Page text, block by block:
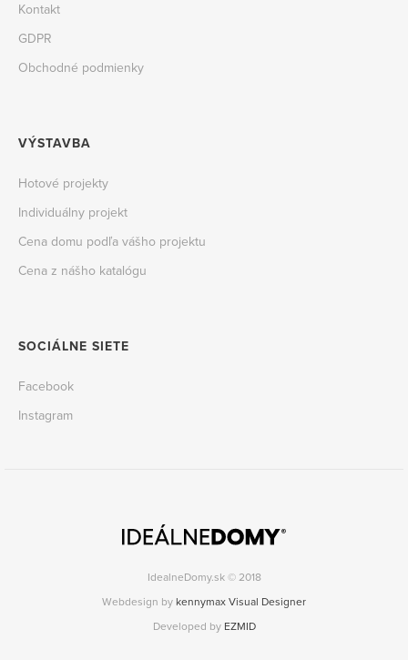
IdealneDomy.sk © 2018
Webdesign by kennymax Visual Designer
Developed by EZMID
Kontakt
GDPR
Obchodné podmienky
VÝSTAVBA
Hotové projekty
Individuálny projekt
Cena domu podľa vášho projektu
Cena z nášho katalógu
SOCIÁLNE SIETE
Facebook
Instagram